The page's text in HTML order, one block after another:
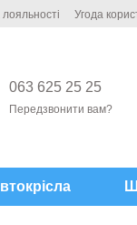
Угода
063 625 25 25
Передзвонити вам?